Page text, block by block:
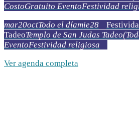
CostoGratuito EventoFestividad
mar20octTodo el díamie28
TadeoTemplo de San Judas Tadeo
EventoFestividad religiosa
Ver agenda completa